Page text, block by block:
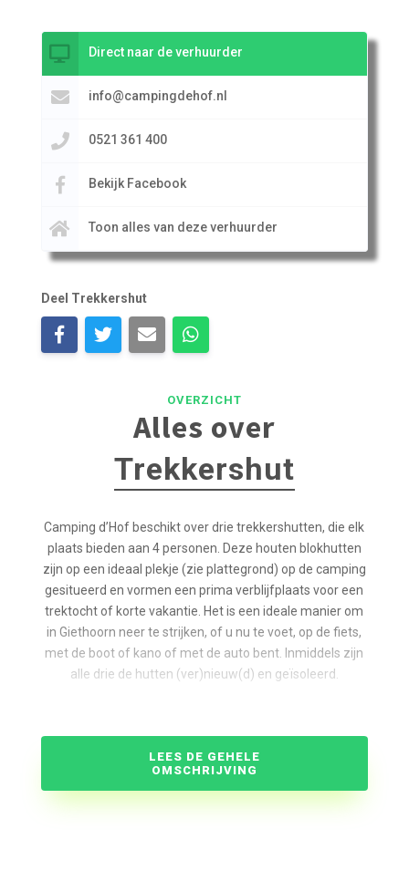
Direct naar de verhuurder
info@campingdehof.nl
0521 361 400
Bekijk Facebook
Toon alles van deze verhuurder
Deel Trekkershut
OVERZICHT
Alles over
Trekkershut
Camping d’Hof beschikt over drie trekkershutten, die elk
plaats bieden aan 4 personen. Deze houten blokhutten
zijn op een ideaal plekje (zie plattegrond) op de camping
gesitueerd en vormen een prima verblijfplaats voor een
trektocht of korte vakantie. Het is een ideale manier om
in Giethoorn neer te strijken, of u nu te voet, op de fiets,
met de boot of kano of met de auto bent. Inmiddels zijn
alle drie de hutten (ver)nieuw(d) en geïsoleerd.
dragen voor een eigen matras)
LEES DE GEHELE
OMSCHRIJVING